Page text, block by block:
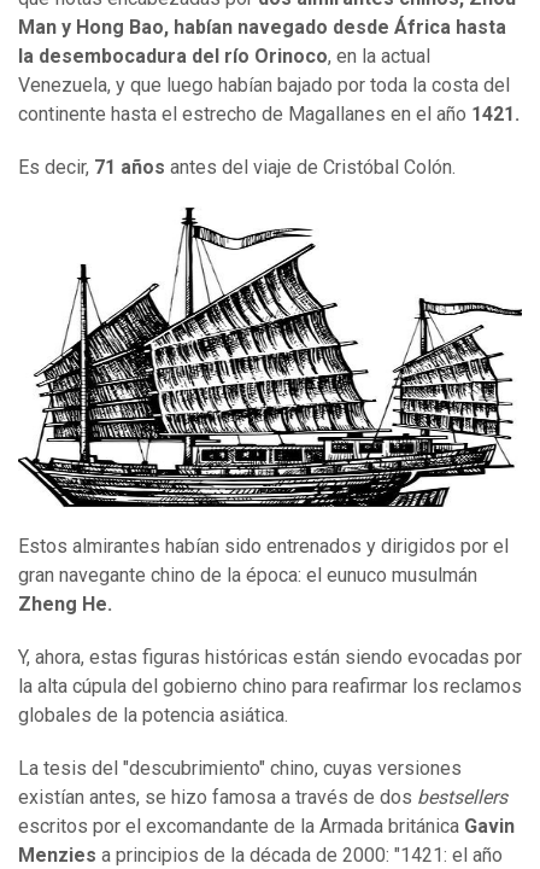
Man y Hong Bao, habían navegado desde África hasta
la desembocadura del río Orinoco, en la actual
Venezuela, y que luego habían bajado por toda la costa del
continente hasta el estrecho de Magallanes en el año 1421.
Es decir, 71 años antes del viaje de Cristóbal Colón.
Estos almirantes habían sido entrenados y dirigidos por el
gran navegante chino de la época: el eunuco musulmán
Zheng He.
Y, ahora, estas figuras históricas están siendo evocadas por
la alta cúpula del gobierno chino para reafirmar los reclamos
globales de la potencia asiática.
La tesis del "descubrimiento" chino, cuyas versiones
existían antes, se hizo famosa a través de dos bestsellers
escritos por el excomandante de la Armada británica Gavin
Menzies a principios de la década de 2000: "1421: el año